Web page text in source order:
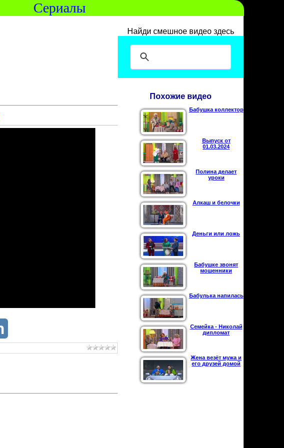
Сериалы
Найди смешное видео здесь
Похожие видео
Бабушка коллектор
Выпуск от
01.03.2024
Полина делает
уроки
Алкаш и белочки
Деньги или ложь
Бабушке звонят
мошенники
Бабулька напилась
Семейка - Николай
дипломат
Жена везёт мужа и
его друзей домой